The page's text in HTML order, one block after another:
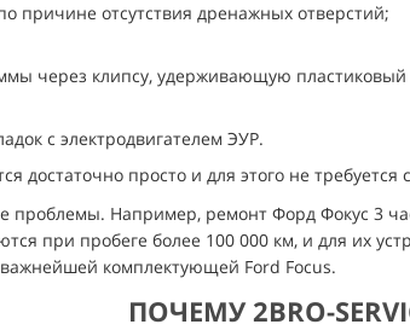
причине отсутствия дренажных отверстий;
через клипсу, удерживающую
с электродвигателем ЭУР.
достаточно просто и для этого не
проблемы. Например, ремонт Форд Фокус 3
при пробеге более 100 000 км, и для их
комплектующей Ford Focus.
ПОЧЕМУ 2BRO-